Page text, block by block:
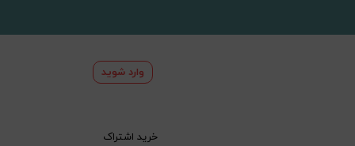
وارد شوید
خرید اشتراک